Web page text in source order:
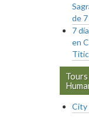
de
7
en
City